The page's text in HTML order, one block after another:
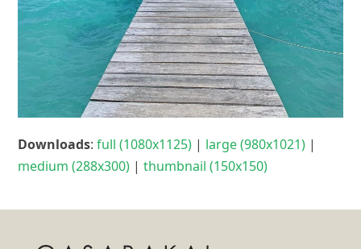
Downloads:full (1080x1125) | large (980x1021) |
medium (288x300) |thumbnail (150x150)